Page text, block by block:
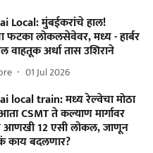
Local: मुंबईकरांचे हाल!
फटका लोकलसेवेवर, मध्य - हार्बर
वाहतूक अर्धा तास उशिराने
01 Jul 2026
local train: मध्य रेल्वेचा मोठा
CSMT ते कल्याण मार्गावर
आणखी 12 एसी लोकल, जाणून
काय बदलणार?